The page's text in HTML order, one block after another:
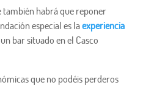
también habrá que reponer
especial es laexperiencia
bar situado en el Casco
que no podéis perderos